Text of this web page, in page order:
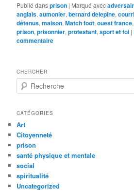
Publié dansprison | Marqué avec
anglais,aumonier,bernard delepine,
détenus,maison,Match foot,ouest france
prison,prisonnier,protestant,sport et foi |
commentaire
CHERCHER
e
h
r
c
h
e
CATÉGORIES
Art
Citoyenneté
prison
santé physique et mentale
social
spiritualité
Uncategorized